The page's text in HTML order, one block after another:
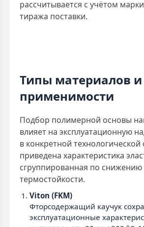
рассчитывается с учётом
тиража поставки.
Типы материалов
применимости
Подбор полимерной основы
влияет на эксплуатационную
в конкретной
приведена характеристика
сгруппированная по снижению
термостойкости.
Viton (FKM)
Фторсодержащий каучук
эксплуатационные